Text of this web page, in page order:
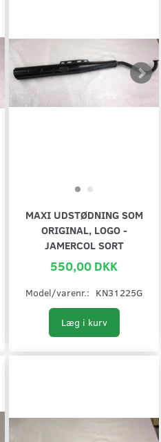
MAXI UDSTØDNING SOM
ORIGINAL, LOGO -
JAMERCOL SORT
550,00 DKK
Model/varenr.: KN31225G
Læg i kurv